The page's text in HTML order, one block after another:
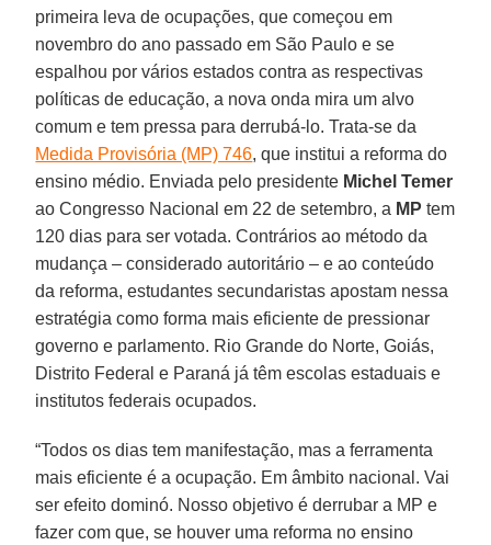
primeira leva de ocupações, que começou em
novembro do ano passado em São Paulo e se
espalhou por vários estados contra as respectivas
políticas de educação, a nova onda mira um alvo
comum e tem pressa para derrubá-lo. Trata-se da
Medida Provisória (MP) 746, que institui a reforma do
ensino médio. Enviada pelo presidente Michel Temer
ao Congresso Nacional em 22 de setembro, a MP tem
120 dias para ser votada. Contrários ao método da
mudança – considerado autoritário – e ao conteúdo
da reforma, estudantes secundaristas apostam nessa
estratégia como forma mais eficiente de pressionar
governo e parlamento. Rio Grande do Norte, Goiás,
Distrito Federal e Paraná já têm escolas estaduais e
institutos federais ocupados.
“Todos os dias tem manifestação, mas a ferramenta
mais eficiente é a ocupação. Em âmbito nacional. Vai
ser efeito dominó. Nosso objetivo é derrubar a MP e
fazer com que, se houver uma reforma no ensino